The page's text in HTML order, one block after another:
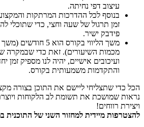
עיצוב דפי נחיתה.
בנוסף לכל ההדרכות המרתקות
זמן תרגול של שעה וחצי, כדי שתוכלי
פידבק ישיר.
משך הליווי בקורס
מכמות השיעורים). זאת כדי שבמקרה
ועיכובים אישיים, יהיה לנו מספיק זמן
והתקדמות משמעותית בקורס.
הכל כדי שתצליחי ליישם את התוכן בצורה
נראות שמושכת את תשומת לב הלקוחות
ויצירת רווחים!​
להצטרפות מיידית למחזור השני של התוכנית